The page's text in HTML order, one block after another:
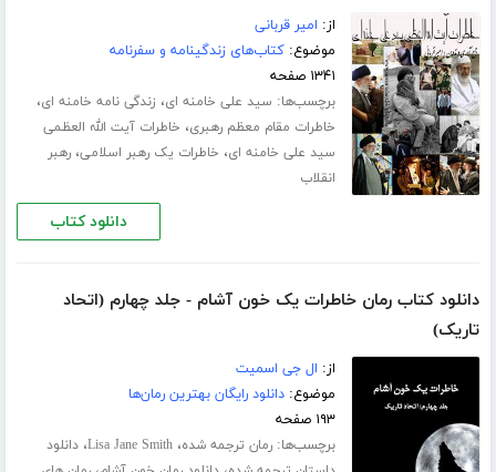
از: امیر قربانی
موضوع:کتاب‌های زندگینامه و سفرنامه
۱۳۴۱ صفحه
برچسب‌ها: سید علی خامنه ای، زندگی نامه خامنه ای،
خاطرات مقام معظم رهبری، خاطرات آیت الله العظمی
سید علی خامنه ای، خاطرات یک رهبر اسلامی،رهبر
انقلاب
دانلود کتاب
دانلود کتاب رمان خاطرات یک خون آشام - جلد چهارم (اتحاد
تاریک)
از: ال جی اسمیت
موضوع:دانلود رایگان بهترین رمان‌ها
۱۹۳ صفحه
برچسب‌ها:رمان ترجمه شده،Lisa Jane Smith،دانلود